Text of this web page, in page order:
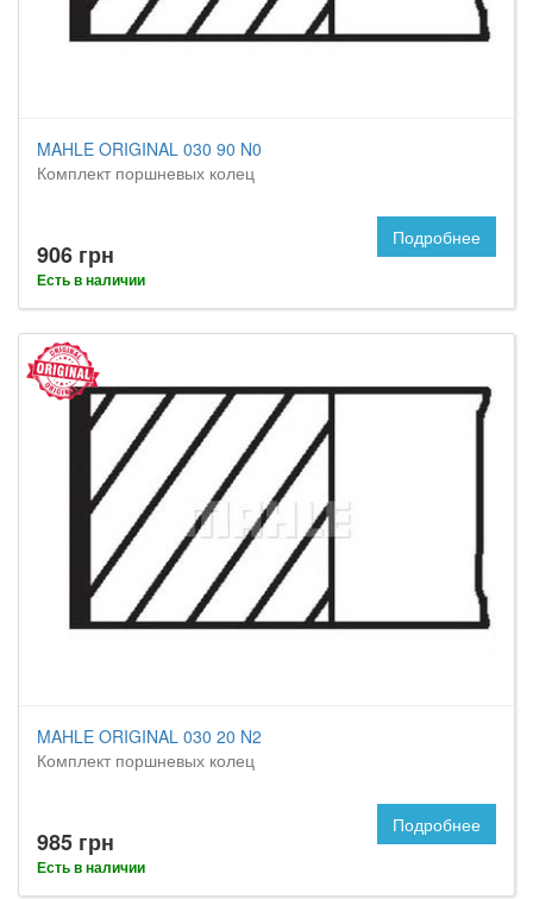
MAHLE ORIGINAL 030 90 N0
Комплект поршневых колец
906 грн
Есть в наличии
Подробнее
MAHLE ORIGINAL 030 20 N2
Комплект поршневых колец
985 грн
Есть в наличии
Подробнее